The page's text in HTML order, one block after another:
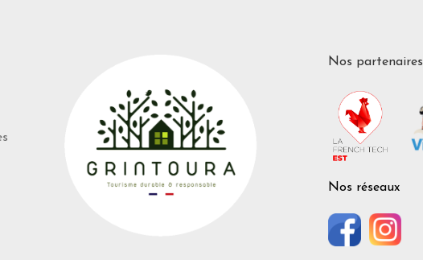
Nos partenaires
Nos réseaux